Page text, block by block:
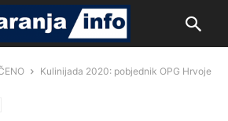
Kulinijada 2020: pobjednik OPG Hrvoje